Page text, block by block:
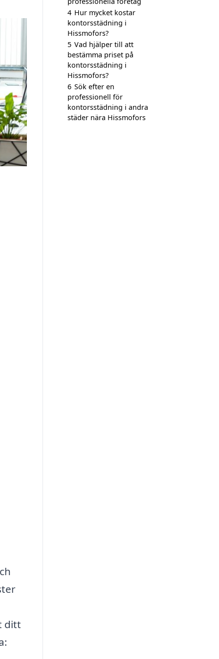
ditt
4 Hur mycket kostar
kontorsstädning i
Hissmofors?
5 Vad hjälper till att
bestämma priset på
kontorsstädning i
Hissmofors?
6 Sök efter en
professionell för
kontorsstädning i andra
städer nära Hissmofors